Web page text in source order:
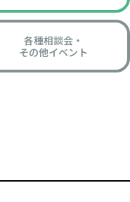
各種相談会・
その他イベント